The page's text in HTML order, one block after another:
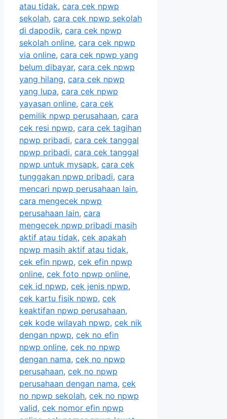
atau tidak, cara cek npwp
sekolah, cara cek npwp sekolah
di dapodik, cara cek npwp
sekolah online, cara cek npwp
via online, cara cek npwp yang
belum dibayar, cara cek npwp
yang hilang, cara cek npwp
yang lupa, cara cek npwp
yayasan online, cara cek
pemilik npwp perusahaan, cara
cek resi npwp, cara cek tagihan
npwp pribadi, cara cek tanggal
npwp pribadi, cara cek tanggal
npwp untuk mysapk, cara cek
tunggakan npwp pribadi, cara
mencari npwp perusahaan lain,
cara mengecek npwp
perusahaan lain, cara
mengecek npwp pribadi masih
aktif atau tidak, cek apakah
npwp masih aktif atau tidak,
cek efin npwp, cek efin npwp
online, cek foto npwp online,
cek id npwp, cek jenis npwp,
cek kartu fisik npwp, cek
keaktifan npwp perusahaan,
cek kode wilayah npwp, cek nik
dengan npwp, cek no efin
npwp online, cek no npwp
dengan nama, cek no npwp
perusahaan, cek no npwp
perusahaan dengan nama, cek
no npwp sekolah, cek no npwp
valid, cek nomor efin npwp